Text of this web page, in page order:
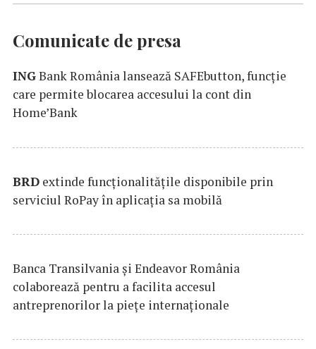
Comunicate de presa
INGBank România lansează SAFEbutton, funcţie
care permite blocarea accesului la cont din
Home’Bank
BRD extinde funcţionalităţile disponibile prin
serviciul RoPay în aplicaţia sa mobilă
Banca Transilvania şi Endeavor România
colaborează pentru a facilita accesul
antreprenorilor la pieţe internaţionale